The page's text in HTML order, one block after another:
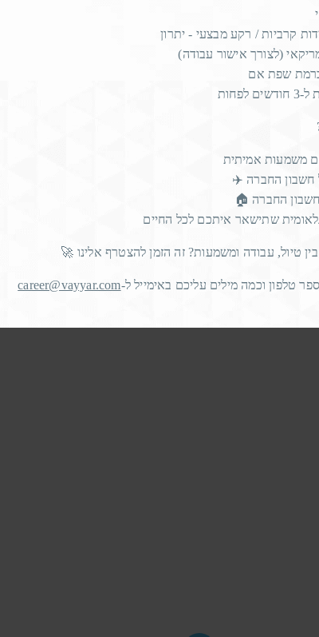
קרביות / רקע מבצעי - יתרון
(לצורך אישור עבודה)
שפת אם
לפחות
משמעות אמיתית
חשבון החברה ✈️
החברה 🏠
שתישאר איתכם לכל החיים
טיול, עבודה ומשמעות? זה הזמן להצטרף אלינו 🚀
טלפון וכמה מילים עליכם באימייל ל-career@vayyar.com